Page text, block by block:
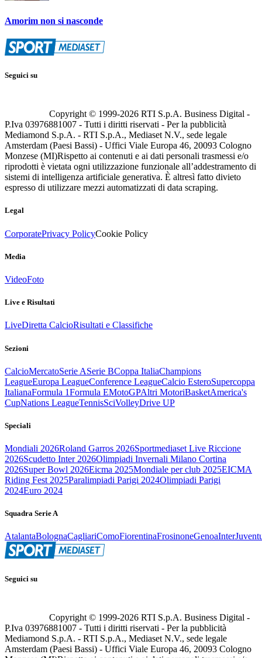
Amorim non si nasconde
Seguici su
Copyright © 1999-2026 RTI S.p.A. Business Digital -
P.Iva 03976881007 - Tutti i diritti riservati - Per la pubblicità
Mediamond S.p.A. - RTI S.p.A., Mediaset N.V., sede legale
Amsterdam (Paesi Bassi) - Uffici Viale Europa 46, 20093 Cologno
Monzese (MI)Rispetto ai contenuti e ai dati personali trasmessi e/o
riprodotti è vietata ogni utilizzazione funzionale all’addestramento di
sistemi di intelligenza artificiale generativa. È altresì fatto divieto
espresso di utilizzare mezzi automatizzati di data scraping.
Legal
CorporatePrivacy PolicyCookie Policy
Media
VideoFoto
Live e Risultati
LiveDiretta CalcioRisultati e Classifiche
Sezioni
CalcioMercatoSerie ASerie BCoppa ItaliaChampions
LeagueEuropa LeagueConference LeagueCalcio EsteroSupercoppa
ItalianaFormula 1Formula EMotoGPAltri MotoriBasketAmerica's
CupNations LeagueTennisSciVolleyDrive UP
Speciali
Mondiali 2026Roland Garros 2026Sportmediaset Live Riccione
2026Scudetto Inter 2026Olimpiadi Invernali Milano Cortina
2026Super Bowl 2026Eicma 2025Mondiale per club 2025EICMA
Riding Fest 2025Paralimpiadi Parigi 2024Olimpiadi Parigi
2024Euro 2024
Squadra Serie A
AtalantaBolognaCagliariComoFiorentinaFrosinoneGenoaInter
Seguici su
Copyright © 1999-2026 RTI S.p.A. Business Digital -
P.Iva 03976881007 - Tutti i diritti riservati - Per la pubblicità
Mediamond S.p.A. - RTI S.p.A., Mediaset N.V., sede legale
Amsterdam (Paesi Bassi) - Uffici Viale Europa 46, 20093 Cologno